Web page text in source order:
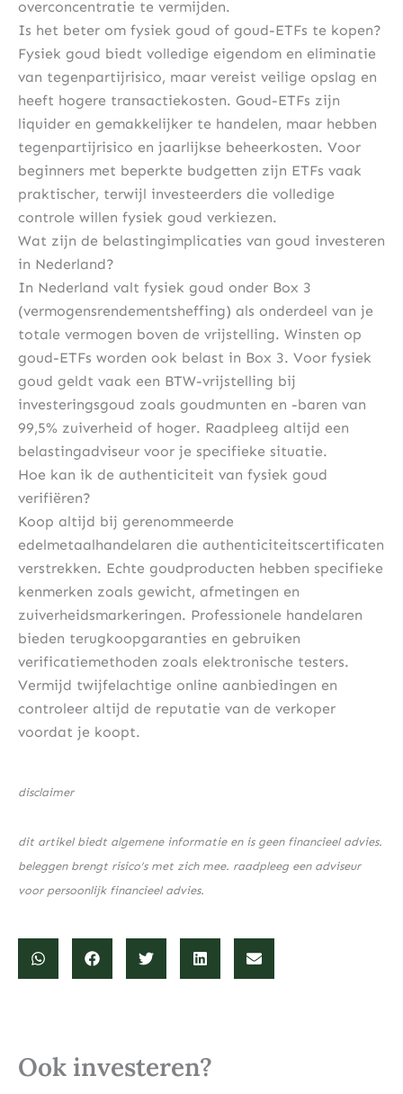
overconcentratie te vermijden.
Is het beter om fysiek goud of goud-ETFs te kopen?
Fysiek goud biedt volledige eigendom en eliminatie
van tegenpartijrisico, maar vereist veilige opslag en
heeft hogere transactiekosten. Goud-ETFs zijn
liquider en gemakkelijker te handelen, maar hebben
tegenpartijrisico en jaarlijkse beheerkosten. Voor
beginners met beperkte budgetten zijn ETFs vaak
praktischer, terwijl investeerders die volledige
controle willen fysiek goud verkiezen.
Wat zijn de belastingimplicaties van goud investeren
in Nederland?
In Nederland valt fysiek goud onder Box 3
(vermogensrendementsheffing) als onderdeel van je
totale vermogen boven de vrijstelling. Winsten op
goud-ETFs worden ook belast in Box 3. Voor fysiek
goud geldt vaak een BTW-vrijstelling bij
investeringsgoud zoals goudmunten en -baren van
99,5% zuiverheid of hoger. Raadpleeg altijd een
belastingadviseur voor je specifieke situatie.
Hoe kan ik de authenticiteit van fysiek goud
verifiëren?
Koop altijd bij gerenommeerde
edelmetaalhandelaren die authenticiteitscertificaten
verstrekken. Echte goudproducten hebben specifieke
kenmerken zoals gewicht, afmetingen en
zuiverheidsmarkeringen. Professionele handelaren
bieden terugkoopgaranties en gebruiken
verificatiemethoden zoals elektronische testers.
Vermijd twijfelachtige online aanbiedingen en
controleer altijd de reputatie van de verkoper
voordat je koopt.
disclaimer
dit artikel biedt algemene informatie en is geen financieel advies.
beleggen brengt risico’s met zich mee. raadpleeg een adviseur
voor persoonlijk financieel advies.
Ook investeren?